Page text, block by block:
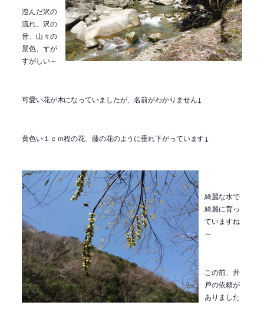
澄んだ沢の
流れ、沢の
音、山々の
景色、すが
すがしい～
可愛い花が木になっていましたが、名前がわかりません↓
黄色い１ｃｍ程の花、藤の花のように垂れ下がっています↓
綺麗な水で
綺麗に育っ
ていますね
～
この前、井
戸の依頼が
ありました